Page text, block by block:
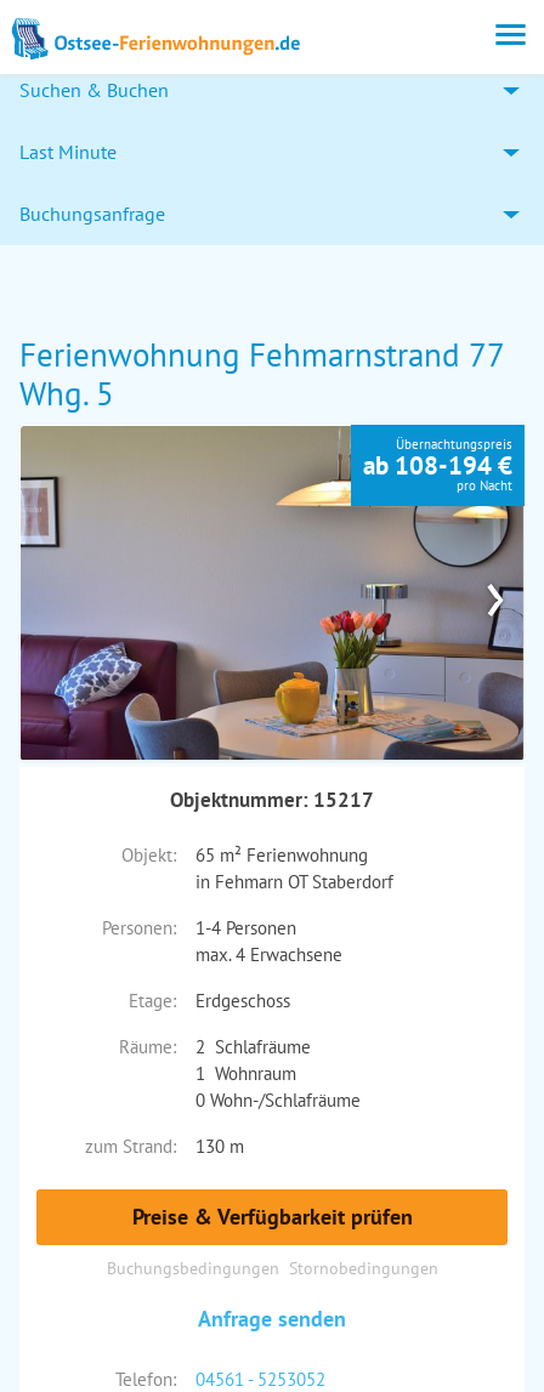
Suchen & Buchen
Last Minute
Buchungsanfrage
Ferienwohnung Fehmarnstrand 77
Whg. 5
›
Übernachtungspreis
ab 108-194 €
pro Nacht
Objektnummer: 15217
Objekt:
65 m² Ferienwohnung
in Fehmarn OT Staberdorf
Personen:
1-4 Personen
max. 4 Erwachsene
Etage:
Erdgeschoss
Räume:
2 Schlafräume
1 Wohnraum
0 Wohn-/Schlafräume
zum Strand:
130 m
Preise & Verfügbarkeit prüfen
Buchungsbedingungen Stornobedingungen
Anfrage senden
Telefon:
04561 - 5253052